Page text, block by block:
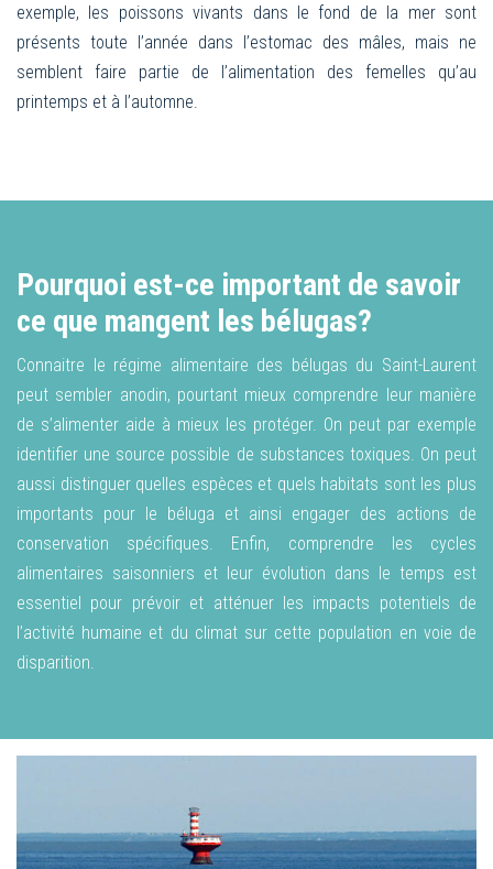
exemple, les poissons vivants dans le fond de la mer sont
présents toute l’année dans l’estomac des mâles, mais ne
semblent faire partie de l’alimentation des femelles qu’au
printemps et à l’automne.
Pourquoi est-ce important de savoir
ce que mangent les bélugas?
Connaitre le régime alimentaire des bélugas du Saint-Laurent
peut sembler anodin, pourtant mieux comprendre leur manière
de s’alimenter aide à mieux les protéger. On peut par exemple
identifier une source possible de substances toxiques. On peut
aussi distinguer quelles espèces et quels habitats sont les plus
importants pour le béluga et ainsi engager des actions de
conservation spécifiques. Enfin, comprendre les cycles
alimentaires saisonniers et leur évolution dans le temps est
essentiel pour prévoir et atténuer les impacts potentiels de
l’activité humaine et du climat sur cette population en voie de
disparition.